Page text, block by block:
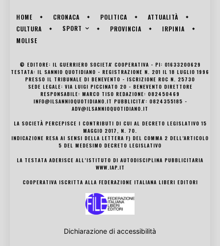
HOME CRONACA POLITICA
ATTUALITÀ
CULTURA
SPORT PROVINCIA
IRPINIA
MOLISE
© EDITORE: IL GUERRIERO SOCIETA' COOPERATIVA - PI: 01633200629
TESTATA: IL SANNIO QUOTIDIANO - REGISTRAZIONE N. 201 IL 18 LUGLIO 1996
PRESSO IL TRIBUNALE DI BENEVENTO - ISCRIZIONE ROC N. 25730
SEDE LEGALE: VIA LUIGI PICCINATO 20 - BENEVENTO DIRETTORE
RESPONSABILE: MARCO TISO REDAZIONE: 082450469
INFO@ILSANNIOQUOTIDIANO.IT PUBBLICITA': 0824355185 -
ADV@ILSANNIOQUOTIDIANO.IT
LA SOCIETÀ PERCEPISCE I CONTRIBUTI DI CUI AL DECRETO LEGISLATIVO 15
MAGGIO 2017, N. 70.
INDICAZIONE RESA AI SENSI DELLA LETTERA F) DEL COMMA 2 DELL’ARTICOLO
5 DEL MEDESIMO DECRETO LEGISLATIVO
LA TESTATA ADERISCE ALL’ISTITUTO DI AUTODISCIPLINA PUBBLICITARIA
WWW.IAP.IT
COOPERATIVA ISCRITTA ALLA FEDERAZIONE ITALIANA LIBERI EDITORI
Dichiarazione di accessibilità